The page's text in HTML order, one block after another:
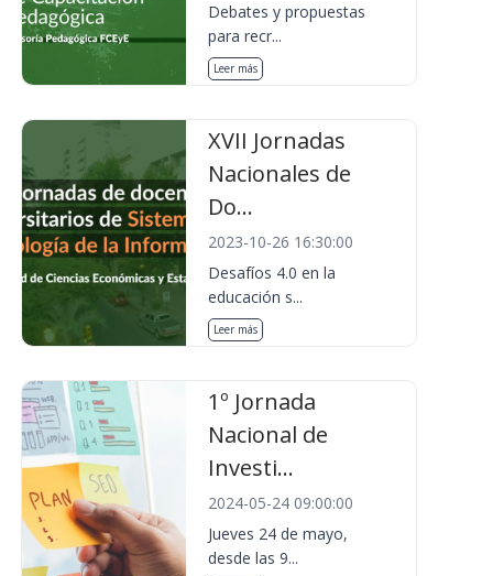
Debates y propuestas
para recr...
Leer más
XVII Jornadas
Nacionales de
Do...
2023-10-26 16:30:00
Desafíos 4.0 en la
educación s...
Leer más
1º Jornada
Nacional de
Investi...
2024-05-24 09:00:00
Jueves 24 de mayo,
desde las 9...